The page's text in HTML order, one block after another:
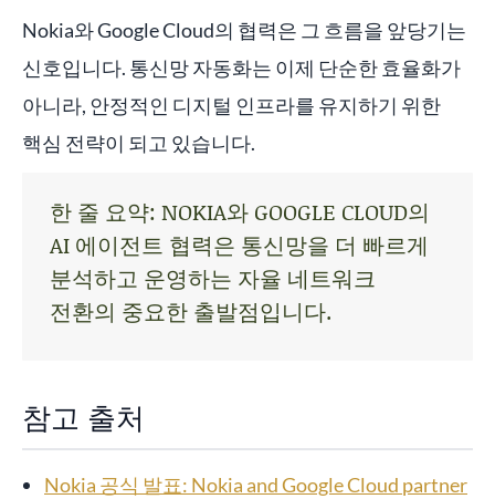
Nokia와 Google Cloud의 협력은 그 흐름을 앞당기는
신호입니다. 통신망 자동화는 이제 단순한 효율화가
아니라, 안정적인 디지털 인프라를 유지하기 위한
핵심 전략이 되고 있습니다.
한 줄 요약: NOKIA와 GOOGLE CLOUD의
AI 에이전트 협력은 통신망을 더 빠르게
분석하고 운영하는 자율 네트워크
전환의 중요한 출발점입니다.
참고 출처
Nokia 공식 발표: Nokia and Google Cloud partner